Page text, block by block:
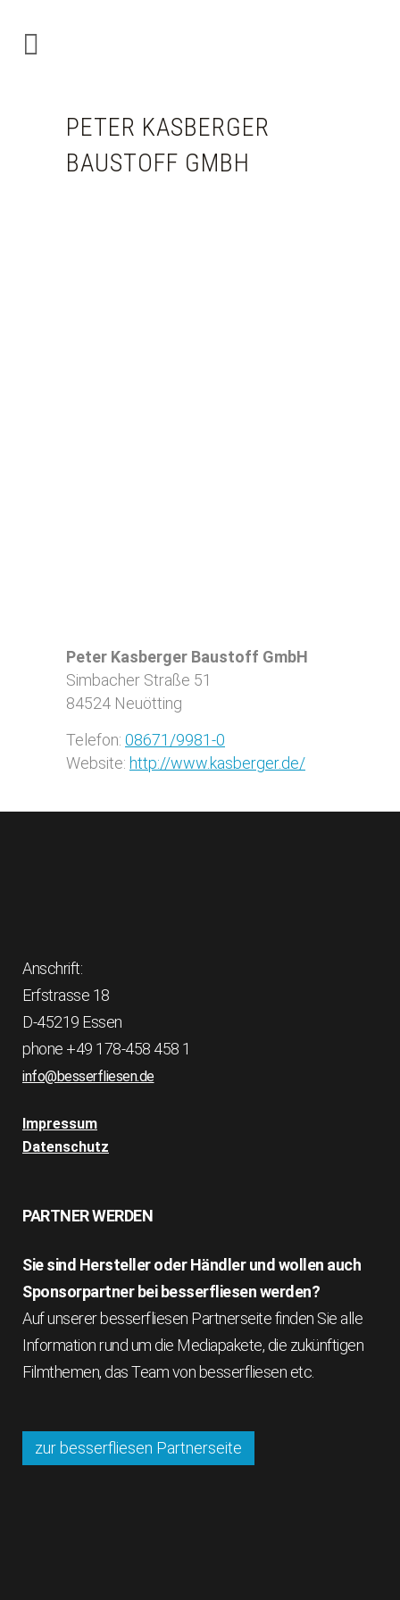
PETER KASBERGER
BAUSTOFF GMBH
Peter Kasberger Baustoff GmbH
Simbacher Straße 51
84524 Neuötting
Telefon: 08671/9981-0
Website: http://www.kasberger.de/
Anschrift:
Erfstrasse 18
D-45219 Essen
phone +49 178-458 458 1
info@besserfliesen.de
Impressum
Datenschutz
PARTNER WERDEN
Sie sind Hersteller oder Händler und wollen auch
Sponsorpartner bei besserfliesen werden?
Auf unserer besserfliesen Partnerseite finden Sie alle
Information rund um die Mediapakete, die zukünftigen
Filmthemen, das Team von besserfliesen etc.
zur besserfliesen Partnerseite